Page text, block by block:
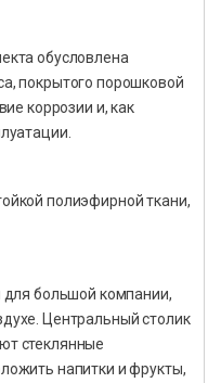
обусловлена
покрытого порошковой
коррозии и, как
полиэфирной ткани,
для большой компании,
Центральный столик
стеклянные
напитки и фрукты,